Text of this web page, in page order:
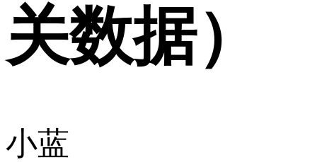
关数据）
小蓝